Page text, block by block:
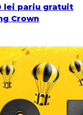
lei pariu gratuit
Crown